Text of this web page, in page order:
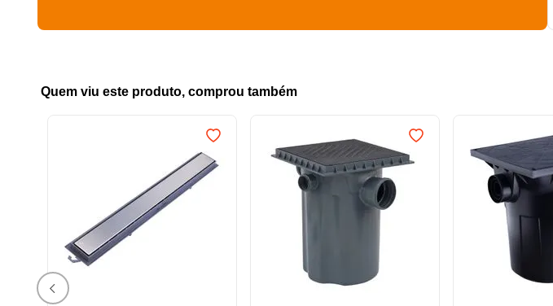
Quem viu este produto, comprou também